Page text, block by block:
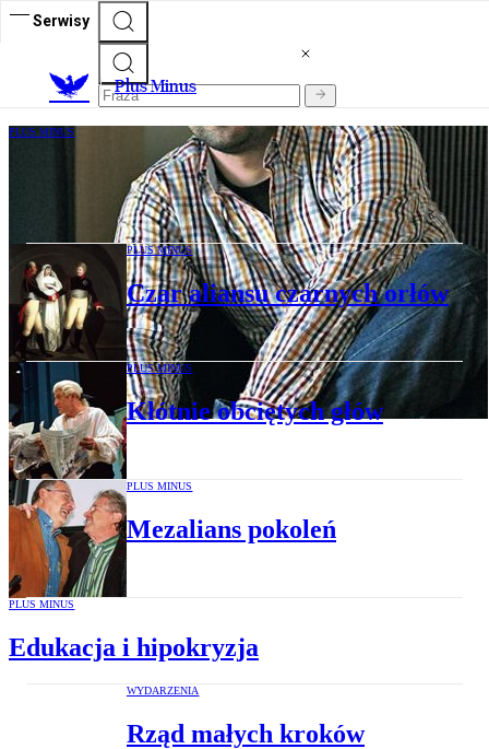
Serwisy
Plus Minus
PLUS MINUS
Gdzie powiesić Fryderyka
PLUS MINUS
Czar aliansu czarnych orłów
PLUS MINUS
Kłótnie obciętych głów
PLUS MINUS
Mezalians pokoleń
PLUS MINUS
Edukacja i hipokryzja
WYDARZENIA
Rząd małych kroków